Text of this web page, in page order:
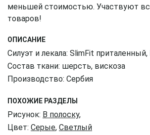
меньшей стоимостью. Участвуют
товаров!
ОПИСАНИЕ
Силуэт и лекала: SlimFit
Состав ткани: шерсть, вискоза
Производство: Сербия
ПОХОЖИЕ РАЗДЕЛЫ
Рисунок: В полоску,
Цвет: Серые, Светлый